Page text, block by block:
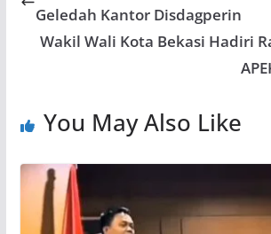
Geledah Kantor Disdagperin
Wakil Wali Kota Bekasi Hadiri
You May Also Like